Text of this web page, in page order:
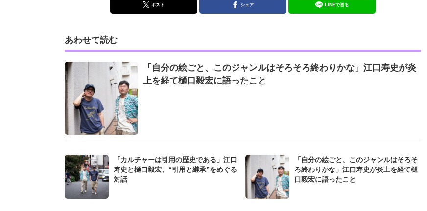
ポスト シェア LINEで送る
あわせて読む
「自分の絵ごと、このジャンルはそろそろ終わりかな」江口寿史が炎
上を経て樋口毅宏に語ったこと
「カルチャーは引用の歴史である」江口
寿史と樋口毅宏、“引用と継承”をめぐる
対話
「自分の絵ごと、このジャンルはそろそ
ろ終わりかな」江口寿史が炎上を経て樋
口毅宏に語ったこと